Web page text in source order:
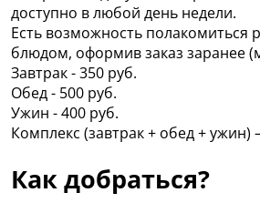
доступно в любой день недели.
Есть возможность полакомиться
блюдом, оформив заказ заранее
Завтрак - 350 руб.
Обед - 500 руб.
Ужин - 400 руб.
Комплекс (завтрак + обед + ужин)
Как добраться?